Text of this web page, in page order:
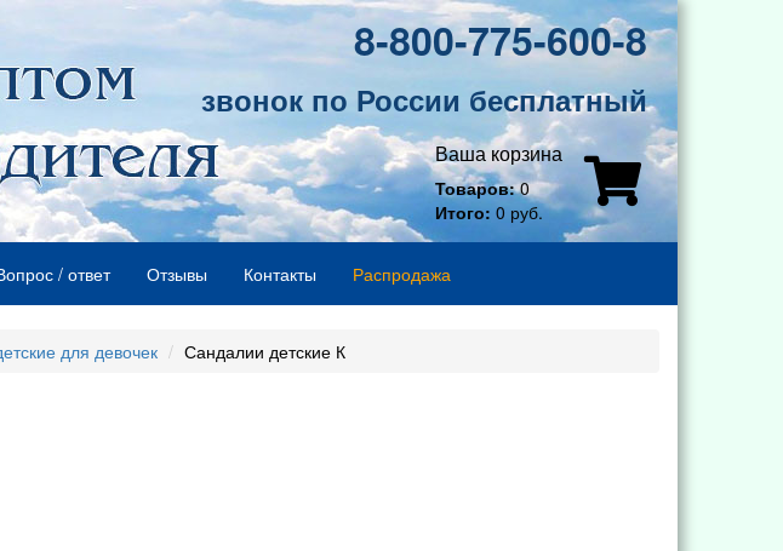
8-800-775-600-8
звонок по России бесплатный
Ваша корзина
Товаров:0
Итого: 0 руб.
/ ответ Отзывы Контакты Распродажа
для девочек Сандалии детские К